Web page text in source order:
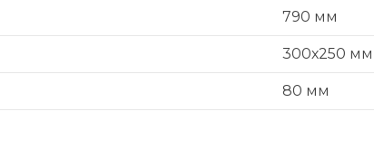
790 мм
300х250 мм
80 мм